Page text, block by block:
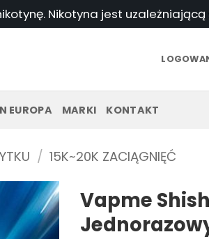
nikotynę. Nikotyna jest
EUROPA MARKI KONTAKT
/ 15K~20K ZACIĄGNIĘĆ
Vapme